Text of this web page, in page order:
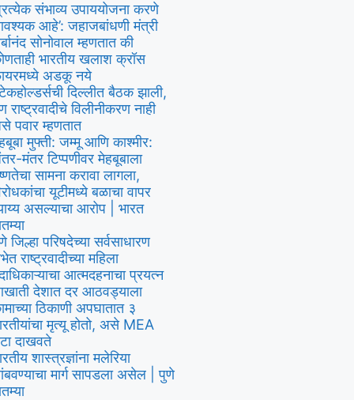
संभाव्य उपाययोजना करणे
आहे’: जहाजबांधणी मंत्री
सोनोवाल म्हणतात की
भारतीय खलाश क्रॉस
अडकू नये
दिल्लीत बैठक झाली,
राष्ट्रवादीचे विलीनीकरण नाही
पवार म्हणतात
मुफ्ती: जम्मू आणि काश्मीर:
मंतर टिप्पणीवर मेहबूबाला
सामना करावा लागला,
यूटीमध्ये बळाचा वापर
असल्याचा आरोप | भारत
जिल्हा परिषदेच्या सर्वसाधारण
राष्ट्रवादीच्या महिला
आत्मदहनाचा प्रयत्न
देशात दर आठवड्याला
ठिकाणी अपघातात ३
मृत्यू होतो, असे MEA
दाखवते
शास्त्रज्ञांना मलेरिया
मार्ग सापडला असेल | पुणे